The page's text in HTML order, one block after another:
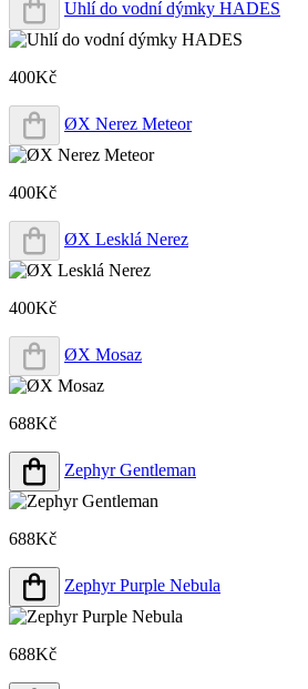
Uhlí do vodní dýmky HADES
400Kč
ØX Nerez Meteor
400Kč
ØX Lesklá Nerez
400Kč
ØX Mosaz
688Kč
Zephyr Gentleman
688Kč
Zephyr Purple Nebula
688Kč